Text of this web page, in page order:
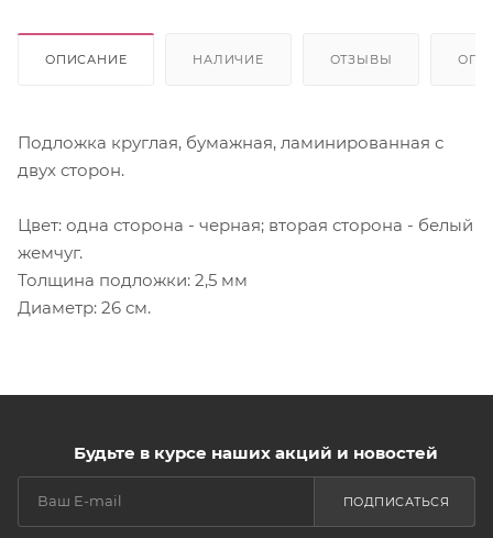
ОПИСАНИЕ НАЛИЧИЕ ОТЗЫВЫ
Подложка круглая, бумажная, ламинированная с
двух сторон.
Цвет: одна сторона - черная; вторая сторона - белый
жемчуг.
Толщина подложки: 2,5 мм
Диаметр: 26 см.
Будьте в курсе наших акций и новостей
ПОДПИСАТЬСЯ